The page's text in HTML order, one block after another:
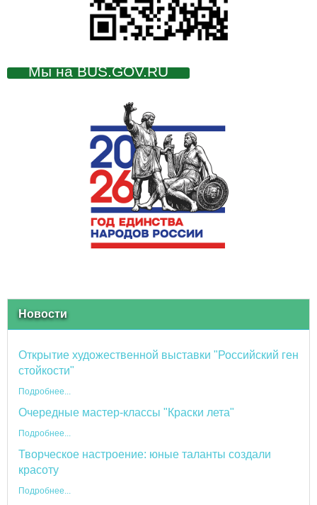
Мы на BUS.GOV.RU
Новости
Открытие художественной выставки "Российский ген
стойкости"
Подробнее...
Очередные мастер-классы "Краски лета"
Подробнее...
Творческое настроение: юные таланты создали
красоту
Подробнее...